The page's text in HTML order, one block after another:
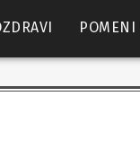
POMENI